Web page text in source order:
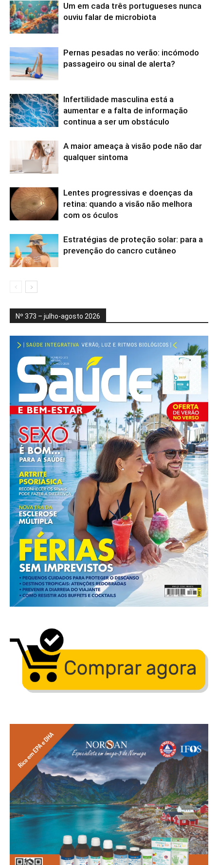
Um em cada três portugueses nunca
ouviu falar de microbiota
Pernas pesadas no verão: incómodo
passageiro ou sinal de alerta?
Infertilidade masculina está a
aumentar e a falta de informação
continua a ser um obstáculo
A maior ameaça à visão pode não dar
qualquer sintoma
Lentes progressivas e doenças da
retina: quando a visão não melhora
com os óculos
Estratégias de proteção solar: para a
prevenção do cancro cutâneo
Nº 373 – julho-agosto 2026